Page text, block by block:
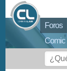
Foros
Comic